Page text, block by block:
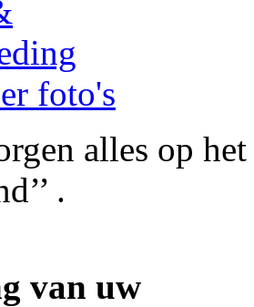
foto's
alles op
.
van uw